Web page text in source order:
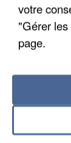
6 août 2026
Gabriel
Sollicité,
commun"
votre
"Gérer
page.